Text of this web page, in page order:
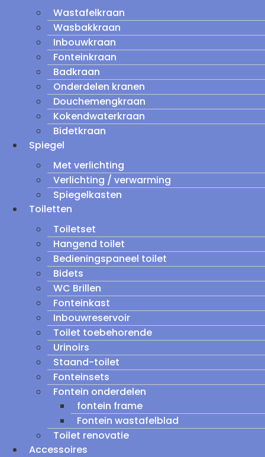
Wastafelkraan
Wasbakkraan
Inbouwkraan
Fonteinkraan
Badkraan
Onderdelen kranen
Douchemengkraan
Kokendwaterkraan
Bidetkraan
Spiegel
Met verlichting
Verlichting / verwarming
Spiegelkasten
Toiletten
Toiletset
Hangend toilet
Bedieningspaneel toilet
Bidets
WC Brillen
Fonteinkast
Inbouwreservoir
Toilet toebehorende
Urinoirs
Staand-toilet
Fonteinsets
Fontein onderdelen
fontein frame
Fontein wastafelblad
Toilet renovatie
Accessoires